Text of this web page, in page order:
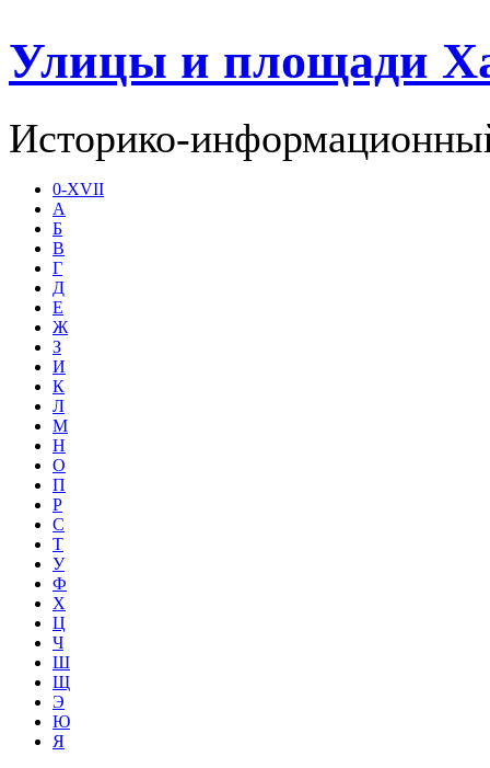
Улицы и площади
Историко-
0-XVII
А
Б
В
Г
Д
Е
Ж
З
И
К
Л
М
Н
О
П
Р
С
Т
У
Ф
Х
Ц
Ч
Ш
Щ
Э
Ю
Я